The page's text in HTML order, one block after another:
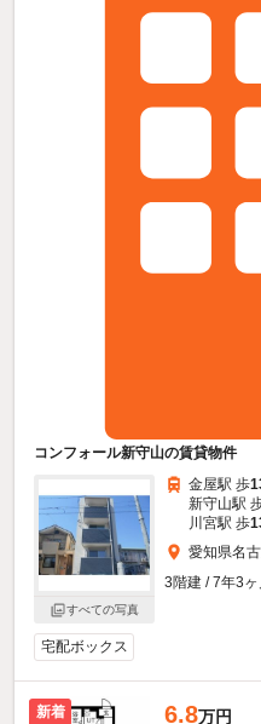
コンフォール新守山の賃貸物件
すべての写真
金屋駅 歩
新守山駅
川宮駅 歩
愛知県名
3階建 / 7年3ヶ
宅配ボックス
新着 6.8万円